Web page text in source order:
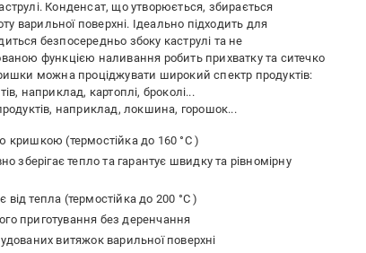
Конденсат, що утворюється, збирається
варильної поверхні. Ідеально підходить для
безпосередньо збоку каструлі та не
функцією наливання робить прихватку та ситечко
можна проціджувати широкий спектр продуктів:
наприклад, картоплі, броколі...
наприклад, локшина, горошок...
кришкою (термостійка до 160 °C )
тепло та гарантує швидку та рівномірну
тепла (термостійка до 200 °C )
приготування без деренчання
витяжок варильної поверхні